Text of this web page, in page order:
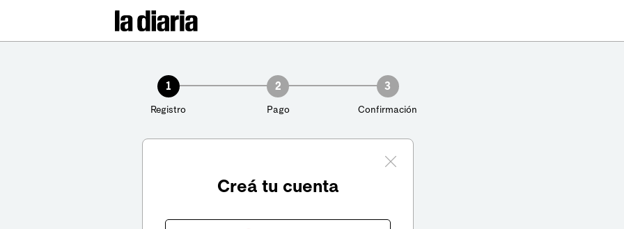
1
Registro
2
Pago
3
Confirmación
Creá tu cuenta